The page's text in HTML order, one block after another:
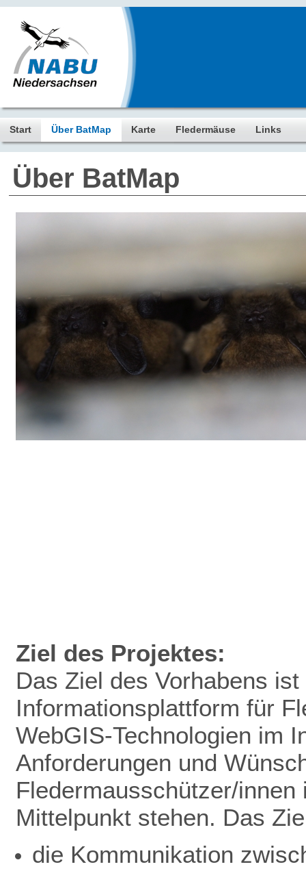
Start Über BatMap Karte Fledermäuse Links
Über BatMap
Ziel des Projektes:
Das Ziel des Vorhabens
Informationsplattform für
WebGIS-Technologien im
Anforderungen und
Fledermausschützer/
Mittelpunkt stehen. Das
die Kommunikation